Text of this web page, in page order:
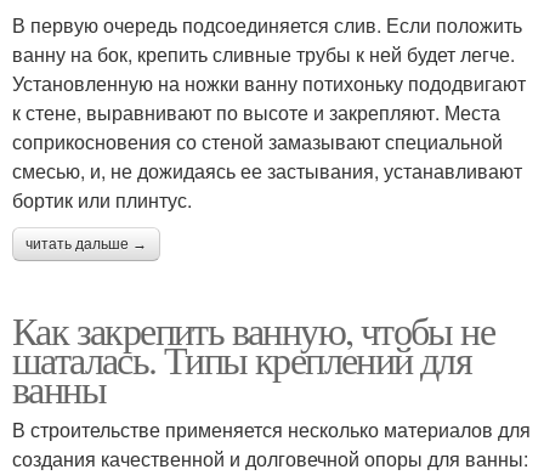
В первую очередь подсоединяется слив. Если положить
ванну на бок, крепить сливные трубы к ней будет легче.
Установленную на ножки ванну потихоньку пододвигают
к стене, выравнивают по высоте и закрепляют. Места
соприкосновения со стеной замазывают специальной
смесью, и, не дожидаясь ее застывания, устанавливают
бортик или плинтус.
читать дальше →
Как закрепить ванную, чтобы не
шаталась. Типы креплений для
ванны
В строительстве применяется несколько материалов для
создания качественной и долговечной опоры для ванны: